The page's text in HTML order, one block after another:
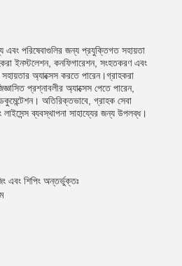
এবং পরিষেবাগুলির জন্য প্রযুক্তিগত সহায়তা
ইনস্টলেশন, কনফিগারেশন, সংহতকরণ এবং
অ্যাক্সেস করতে পারেন।গ্রাহকরা
প্রশ্নাবলীর অ্যাক্সেস পেতে পারেন,
অতিরিক্তভাবে, গ্রাহক সেবা
লাইসেন্স ব্যবস্থাপনা সাহায্যের জন্য উপলব্ধ।
এবং শিপিং অন্তর্ভুক্তঃ